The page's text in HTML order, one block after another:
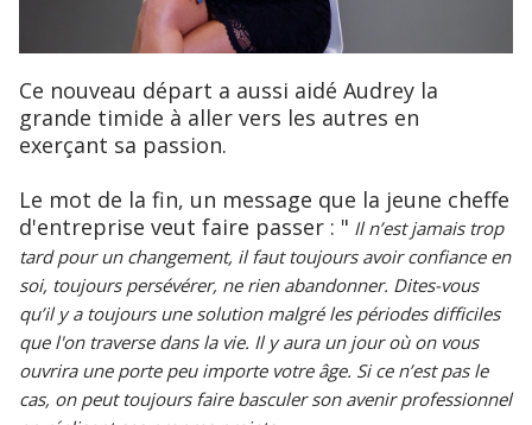
Ce nouveau départ a aussi aidé Audrey la
grande timide à aller vers les autres en
exerçant sa passion.
Le mot de la fin, un message que la jeune cheffe
d'entreprise veut faire passer : " Il n’est jamais trop
tard pour un changement, il faut toujours avoir confiance en
soi, toujours persévérer, ne rien abandonner. Dites-vous
qu’il y a toujours une solution malgré les périodes difficiles
que l'on traverse dans la vie. Il y aura un jour où on vous
ouvrira une porte peu importe votre âge. Si ce n’est pas le
cas, on peut toujours faire basculer son avenir professionnel